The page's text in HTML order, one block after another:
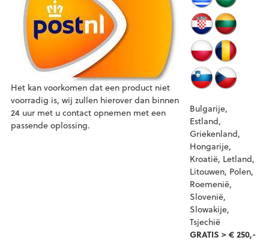
Het kan voorkomen dat een product niet
voorradig is, wij zullen hierover dan binnen
24 uur met u contact opnemen met een
passende oplossing.
Bulgarije,
Estland,
Griekenland,
Hongarije,
Kroatië, Letland,
Litouwen, Polen,
Roemenië,
Slovenië,
Slowakije,
Tsjechië
GRATIS > € 250,-